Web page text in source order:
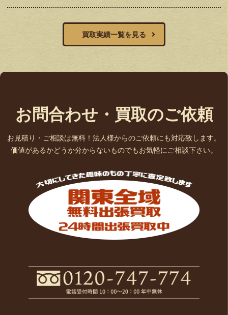
買取実績一覧を見る
お問合わせ・買取のご依頼
お見積り・ご相談は無料！法人様からのご依頼にも対応致します。
価値があるかどうか分からないものでもお気軽にご相談下さい。